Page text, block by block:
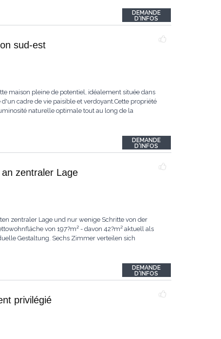
DEMANDE
D'INFOS
sud-est
maison pleine de potentiel, idéalement située dans
cadre de vie paisible et verdoyant.Cette propriété
naturelle optimale tout au long de la
DEMANDE
D'INFOS
zentraler Lage
zentraler Lage und nur wenige Schritte von der
von 197?m² - davon 42?m² aktuell als
Gestaltung. Sechs Zimmer verteilen sich
DEMANDE
D'INFOS
privilégié